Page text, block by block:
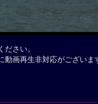
さい。
画再生非対応がございま